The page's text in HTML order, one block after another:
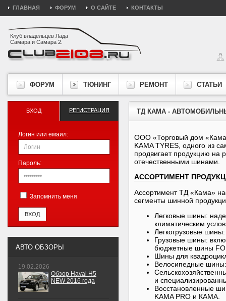
ГЛАВНАЯ ФОРУМ О САЙТЕ КОНТАКТЫ
Клуб владельцев Лада
Самара и Самара 2.
ФОРУМ ТЮНИНГ РЕМОНТ СТАТЬИ
ТД КАМА -
​ООО «Торговый дом
KAMA TYRES, одного из
продвигает продукцию на
отечественными шинами.
АССОРТИМЕНТ
Ассортимент ТД «Кама»
сегменты шинной
Легковые шины:
климатическим
Легкогрузовые
Грузовые шины:
бюджетные шины
Шины для
Велосипедные
и
Восстановленные
KAMA PRO и КАМА.​
ВХОД РЕГИСТРАЦИЯ
Логин или емаил:
Пароль:
Запомнить меня
АВТО ОБЗОРЫ
19.02.2026
Обзор Haval H5
NEW 2016 года